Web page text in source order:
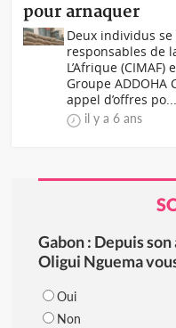
pour arnaquer
Deux individus
responsables de
L’Afrique
Groupe ADDOHA
appel d’offres po...
il y a 6 ans
Gabon : Depuis
Oligui Nguema
Oui
Non